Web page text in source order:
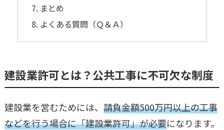
まとめ
よくある質問（Ｑ＆Ａ）
建設業許可とは？公共工事に不可欠な制度
建設業を営むためには、 請負金額500万円以上の工事
などを行う場合に「建設業許可」が必要になります。